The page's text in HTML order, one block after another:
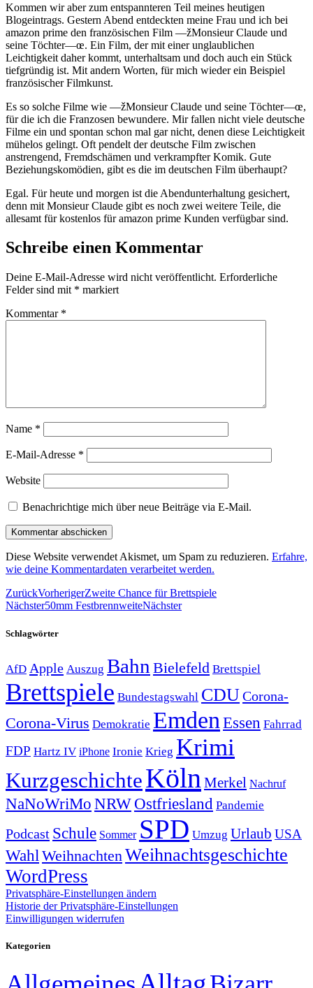
Kommen wir aber zum entspannteren Teil meines heutigen
Blogeintrags. Gestern Abend entdeckten meine Frau und ich bei
amazon prime den französischen Film —žMonsieur Claude und
seine Töchter—œ. Ein Film, der mit einer unglaublichen
Leichtigkeit daher kommt, unterhaltsam und doch auch ein Stück
tiefgründig ist. Mit andern Worten, für mich wieder ein Beispiel
französischer Filmkunst.
Es so solche Filme wie —žMonsieur Claude und seine Töchter—œ,
für die ich die Franzosen bewundere. Mir fallen nicht viele deutsche
Filme ein und spontan schon mal gar nicht, denen diese Leichtigkeit
mühelos gelingt. Oft pendelt der deutsche Film zwischen
anstrengend, Fremdschämen und verkrampfter Komik. Gute
Beziehungskomödien, gibt es die im deutschen Film überhaupt?
Egal. Für heute und morgen ist die Abendunterhaltung gesichert,
denn mit Monsieur Claude gibt es noch zwei weitere Teile, die
allesamt für kostenlos für amazon prime Kunden verfügbar sind.
Schreibe einen Kommentar
Deine E-Mail-Adresse wird nicht veröffentlicht. Erforderliche
Felder sind mit * markiert
Kommentar *
Name *
E-Mail-Adresse *
Website
Benachrichtige mich über neue Beiträge via E-Mail.
Diese Website verwendet Akismet, um Spam zu reduzieren. Erfahre,
wie deine Kommentardaten verarbeitet werden.
ZurückVorherigerZweite Chance für Brettspiele
Nächster50mm FestbrennweiteNächster
Schlagwörter
AfD Apple Auszug Bahn Bielefeld Brettspiel
Brettspiele Bundestagswahl CDUCorona-
Corona-Virus Demokratie Emden Essen Fahrrad
FDP Hartz IV iPhone Ironie Krieg Krimi
KurzgeschichteKöln Merkel Nachruf
NaNoWriMo NRWOstfriesland Pandemie
Podcast Schule Sommer SPD Umzug Urlaub USA
Wahl Weihnachten Weihnachtsgeschichte
WordPress
Privatsphäre-Einstellungen ändern
Historie der Privatsphäre-Einstellungen
Einwilligungen widerrufen
Kategorien